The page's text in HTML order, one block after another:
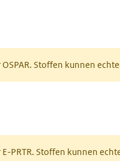
Stoffen kunnen
PRTR. Stoffen kunnen